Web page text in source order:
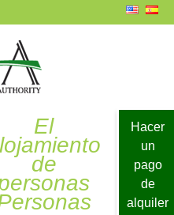
El
de
Hacer
un
pago
de
alquiler